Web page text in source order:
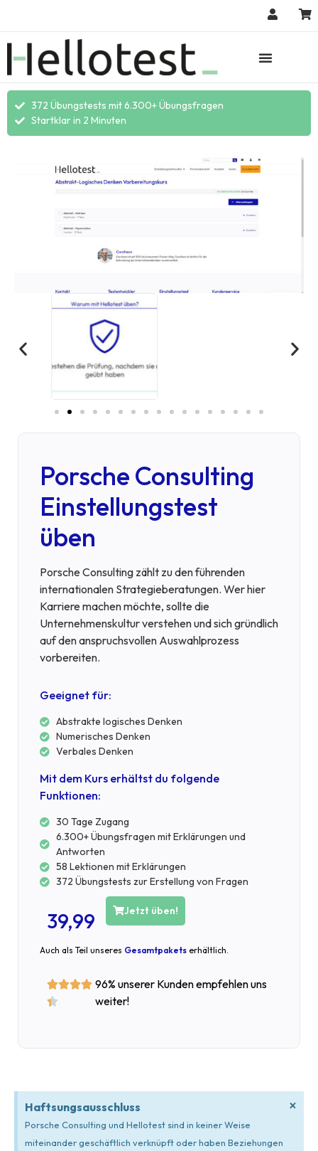
372 Übungstests mit 6.300+ Übungsfragen
Startklar in 2 Minuten
Porsche Consulting
Einstellungstest
üben
Porsche Consulting zählt zu den führenden
internationalen Strategieberatungen. Wer hier
Karriere machen möchte, sollte die
Unternehmenskultur verstehen und sich gründlich
auf den anspruchsvollen Auswahlprozess
vorbereiten.
Geeignet für:
Abstrakte logisches Denken
Numerisches Denken
Verbales Denken
Mit dem Kurs erhältst du folgende
Funktionen:
30 Tage Zugang
6.300+ Übungsfragen mit Erklärungen und
Antworten
58 Lektionen mit Erklärungen
372 Übungstests zur Erstellung von Fragen
39,99 Jetzt üben!
Auch als Teil unseres Gesamtpakets erhältlich.


96% unserer Kunden empfehlen uns
weiter!
Haftsungsausschluss
Porsche Consulting und Hellotest sind in keiner Weise
miteinander geschäftlich verknüpft oder haben Beziehungen
×